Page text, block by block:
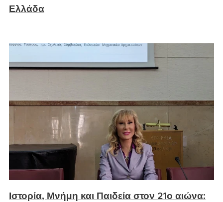
Ελλάδα
Ιστορία, Μνήμη και Παιδεία στον 21ο αιώνα: